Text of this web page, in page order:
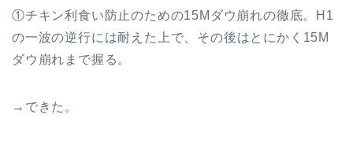
①チキン利食い防止のための15Mダウ崩れの徹底。H1
の一波の逆行には耐えた上で、その後はとにかく15M
ダウ崩れまで握る。
→できた。